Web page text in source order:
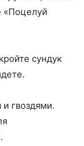
«Поцелуй
сундук
гвоздями.